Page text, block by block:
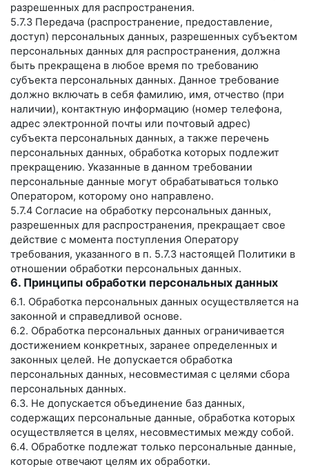
разрешенных для распространения.
5.7.3 Передача (распространение, предоставление,
доступ) персональных данных, разрешенных субъектом
персональных данных для распространения, должна
быть прекращена в любое время по требованию
субъекта персональных данных. Данное требование
должно включать в себя фамилию, имя, отчество (при
наличии), контактную информацию (номер телефона,
адрес электронной почты или почтовый адрес)
субъекта персональных данных, а также перечень
персональных данных, обработка которых подлежит
прекращению. Указанные в данном требовании
персональные данные могут обрабатываться только
Оператором, которому оно направлено.
5.7.4 Согласие на обработку персональных данных,
разрешенных для распространения, прекращает свое
действие с момента поступления Оператору
требования, указанного в п. 5.7.3 настоящей Политики в
отношении обработки персональных данных.
6. Принципы обработки персональных данных
6.1. Обработка персональных данных осуществляется на
законной и справедливой основе.
6.2. Обработка персональных данных ограничивается
достижением конкретных, заранее определенных и
законных целей. Не допускается обработка
персональных данных, несовместимая с целями сбора
персональных данных.
6.3. Не допускается объединение баз данных,
содержащих персональные данные, обработка которых
осуществляется в целях, несовместимых между собой.
6.4. Обработке подлежат только персональные данные,
которые отвечают целям их обработки.